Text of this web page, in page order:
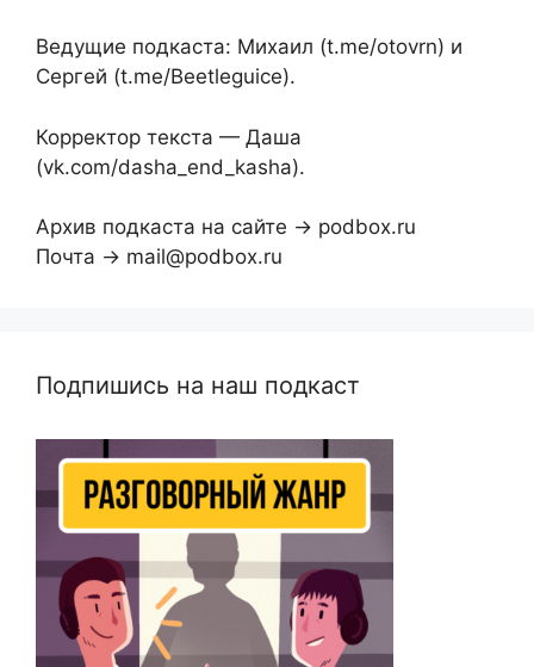
Ведущие подкаста: Михаил (t.me/otovrn) и
Сергей (t.me/Beetleguice).
Корректор текста — Даша
(vk.com/dasha_end_kasha).
Архив подкаста на сайте → podbox.ru
Почта → mail@podbox.ru
Подпишись на наш подкаст